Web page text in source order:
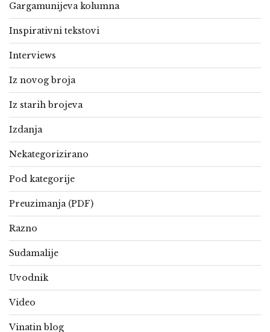
Gargamunijeva kolumna
Inspirativni tekstovi
Interviews
Iz novog broja
Iz starih brojeva
Izdanja
Nekategorizirano
Pod kategorije
Preuzimanja (PDF)
Razno
Sudamalije
Uvodnik
Video
Vinatin blog